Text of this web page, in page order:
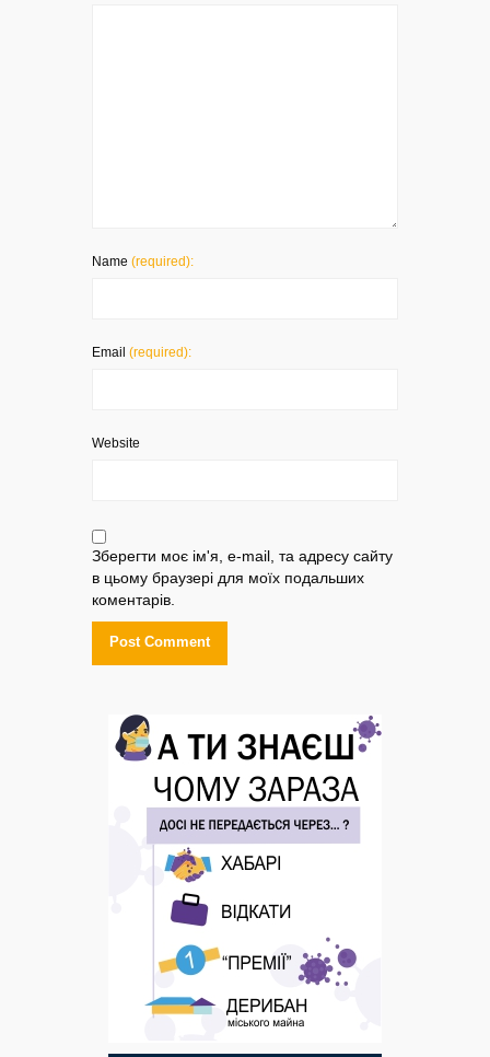
Name (required):
Email (required):
Website
Зберегти моє ім'я, e-mail, та адресу сайту
в цьому браузері для моїх подальших
коментарів.